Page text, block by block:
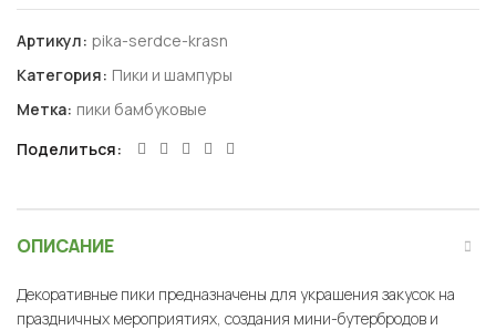
Артикул: pika-serdce-krasn
Категория: Пики и шампуры
Метка: пики бамбуковые
Поделиться
ОПИСАНИЕ
Декоративные пики предназначены для украшения закусок на
праздничных мероприятиях, создания мини-бутербродов и